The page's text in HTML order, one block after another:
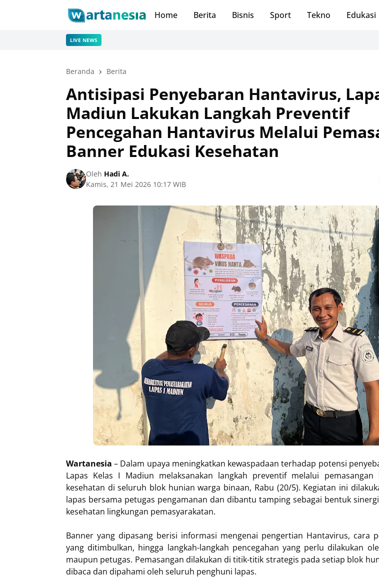
Home Berita Bisnis Sport Tekno Edukasi
LIVE NEWS
Beranda Berita
Antisipasi Penyebaran Hantavirus,
Madiun Lakukan Langkah Preventif
Pencegahan Hantavirus Melalui
Banner Edukasi Kesehatan
Oleh Hadi A.
Kamis, 21 Mei 2026 10:17 WIB
Wartanesia– Dalam upaya meningkatkan kewaspadaan terhadap potensi
Lapas Kelas I Madiun melaksanakan langkah preventif melalui pemasangan
kesehatan di seluruh blok hunian warga binaan, Rabu (20/5). Kegiatan ini
lapas bersama petugas pengamanan dan dibantu tamping sebagai bentuk
kesehatan lingkungan pemasyarakatan.
Banner yang dipasang berisi informasi mengenai pengertian Hantavirus, cara
yang ditimbulkan, hingga langkah-langkah pencegahan yang perlu dilakukan
maupun petugas. Pemasangan dilakukan di titik-titik strategis pada setiap blok
dibaca dan dipahami oleh seluruh penghuni lapas.